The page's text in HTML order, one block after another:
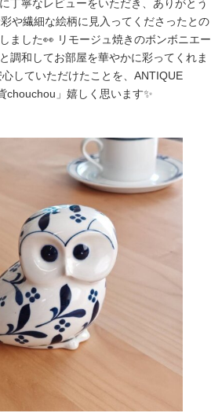
丁寧なレビューをいただき、ありがとう
や繊細な絵柄に見入ってくださったとの
ました👀 リモージュ焼きのボンボニエー
調和してお部屋を華やかに彩ってくれま
していただけたことを、ANTIQUE
chouchou」嬉しく思います✨